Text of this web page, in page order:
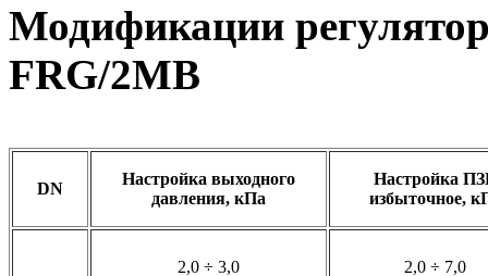
Модификации
FRG/2MB
DN
Настройка выходного
давления, кПа
Настройка
избыточное,
2,0 ÷ 3,0 2,0 ÷ 7,0